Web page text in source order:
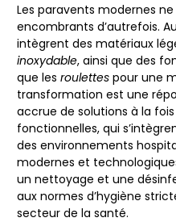
Les paravents modernes ne
encombrants d’autrefois.
intègrent des matériaux
inoxydable, ainsi que des
que les roulettes pour une
transformation est une
accrue de solutions à la
fonctionnelles, qui
des environnements
modernes et
un nettoyage et une
aux normes d’hygiène
secteur de la santé.